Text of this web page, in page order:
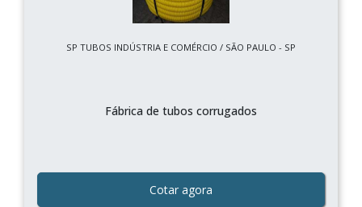
SP TUBOS INDÚSTRIA E COMÉRCIO / SÃO PAULO - SP
Fábrica de tubos corrugados
Cotar agora